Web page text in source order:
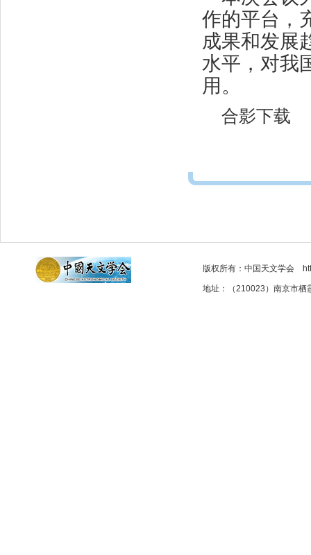
作的平台，
成果和发展
水平，对我
用。
合影下载
版权所有：中国天文学会
地址：（210023）南京市